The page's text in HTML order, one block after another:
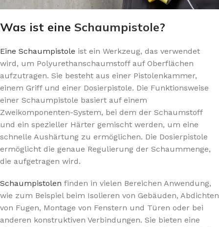
Was ist eine Schaumpistole?
Eine Schaumpistole ist ein Werkzeug, das verwendet
wird, um Polyurethanschaumstoff auf Oberflächen
aufzutragen. Sie besteht aus einer Pistolenkammer,
einem Griff und einer Dosierpistole. Die Funktionsweise
einer Schaumpistole basiert auf einem
Zweikomponenten-System, bei dem der Schaumstoff
und ein spezieller Härter gemischt werden, um eine
schnelle Aushärtung zu ermöglichen. Die Dosierpistole
ermöglicht die genaue Regulierung der Schaummenge,
die aufgetragen wird.
Schaumpistolen finden in vielen Bereichen Anwendung,
wie zum Beispiel beim Isolieren von Gebäuden, Abdichten
von Fugen, Montage von Fenstern und Türen oder bei
anderen konstruktiven Verbindungen. Sie bieten eine